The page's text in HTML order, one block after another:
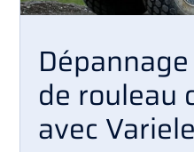
de rouleau
avec